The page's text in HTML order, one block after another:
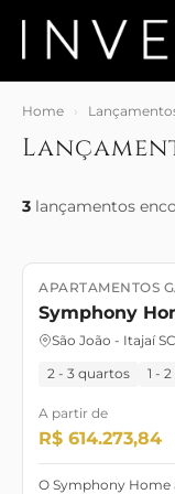
Home ›
3 lançamentos
Lançamento
APARTAMENTOS
Symphony
São João - Itajaí
2 - 3 quartos 1 -
A partir de
R$ 614.273,84
O Symphony Home